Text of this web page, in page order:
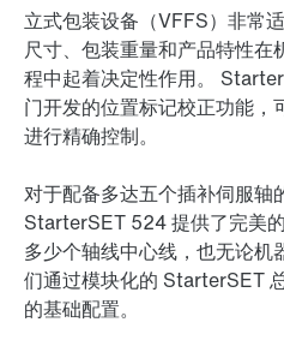
立式包装设备（VFFS）非常
尺寸、包装重量和产品特性在
程中起着决定性作用。
门开发的位置标记校正功能，
进行精确控制。
对于配备多达五个插补伺服轴
StarterSET 524 提供了完美
多少个轴线中心线，也无论
们通过模块化的 StarterSET
的基础配置。